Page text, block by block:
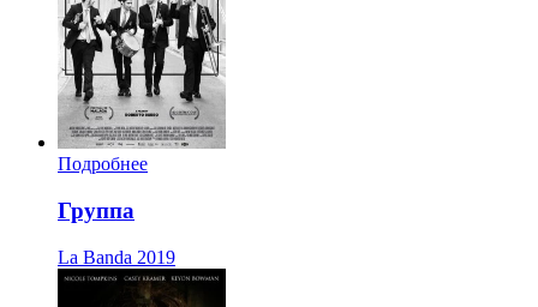
Подробнее
Группа
La Banda 2019